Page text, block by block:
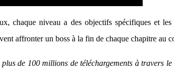
chaque niveau a des objectifs spécifiques et
affronter un boss à la fin de chaque chapitre au
de 100 millions de téléchargements à travers